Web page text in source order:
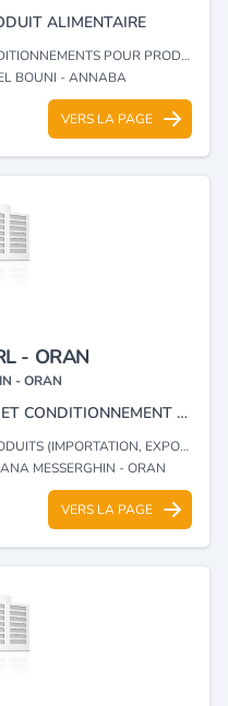
ALIMENTAIRE
POUR PRODUITS ET DENRÉES ALIMENTAIRES
BOUNI - ANNABA
VERS LA PAGE
- ORAN
- ORAN
IMPORTATION, DISTRIBUTION ET CONDITIONNEMENT DE PRODUITS ALIMENTAIRES ET ALIMENTATION DE BASE DE VIE.
(IMPORTATION, EXPORTATION)
MESSERGHIN - ORAN
VERS LA PAGE